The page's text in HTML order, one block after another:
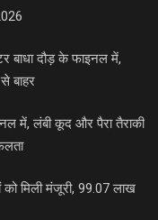
बाधा दौड़ के फाइनल में,
बाहर
में, लंबी कूद और पैरा तैराकी
मिली मंजूरी, 99.07 लाख